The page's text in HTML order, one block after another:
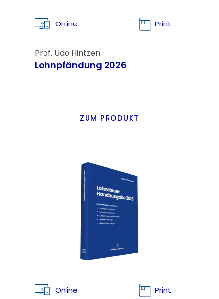
Online Print
Prof. Udo Hintzen
Lohnpfändung 2026
ZUM PRODUKT
Online Print